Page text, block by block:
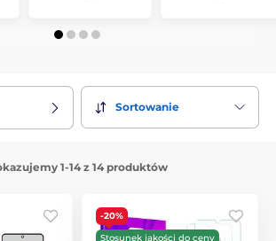
Sortowanie
1-14 z 14 produktów
-20%
Stosunek jakości do ceny